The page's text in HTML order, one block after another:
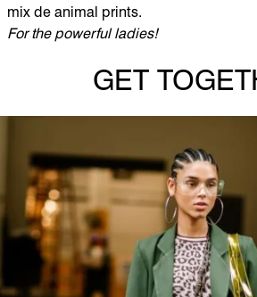
mix de animal prints.
For the powerful ladies!
GET